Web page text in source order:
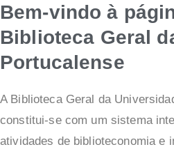
Bem-vindo à
Biblioteca Geral
Portucalense
A Biblioteca Geral da
constitui-se com um sistema
atividades de biblioteconomia e